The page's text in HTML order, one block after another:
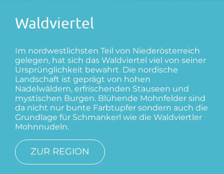
Waldviertel
Im nordwestlichsten Teil von Niederösterreich
gelegen, hat sich das Waldviertel viel von seiner
Ursprünglichkeit bewahrt. Die nordische
Landschaft ist geprägt von hohen
Nadelwäldern, erfrischenden Stauseen und
mystischen Burgen. Blühende Mohnfelder sind
da nicht nur bunte Farbtupfer sondern auch die
Grundlage für Schmankerl wie die Waldviertler
Mohnnudeln.
ZUR REGION